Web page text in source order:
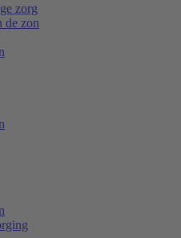
zorg
de zon